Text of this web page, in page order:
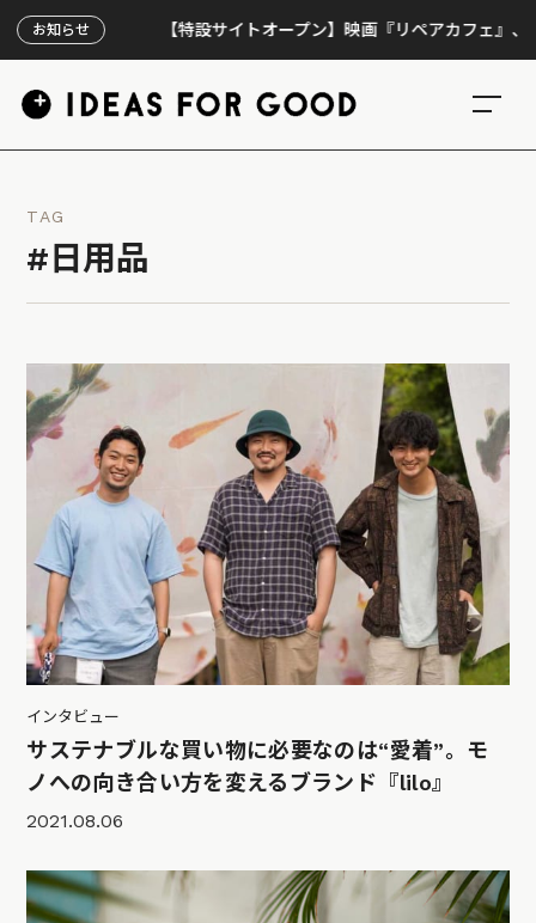
お知らせ 【特設サイトオープン】映画『リペアカフェ』、上映300
TAG
#日用品
インタビュー
サステナブルな買い物に必要なのは“愛着”。モ
ノへの向き合い方を変えるブランド『lilo』
2021.08.06